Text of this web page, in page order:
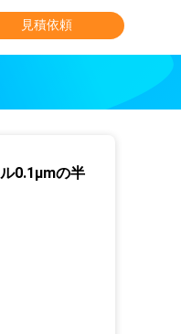
見積依頼
0.1μmの半